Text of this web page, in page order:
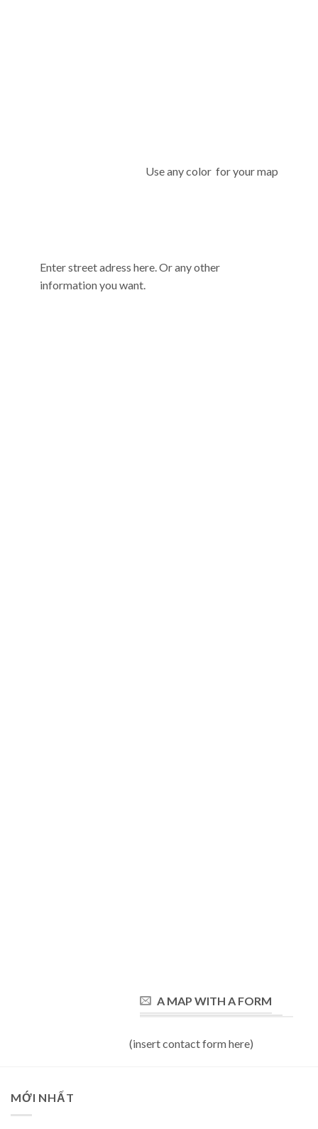
Use any color for your map
Enter street adress here. Or any other
information you want.
A MAP WITH A FORM
(insert contact form here)
MỚI NHẤT